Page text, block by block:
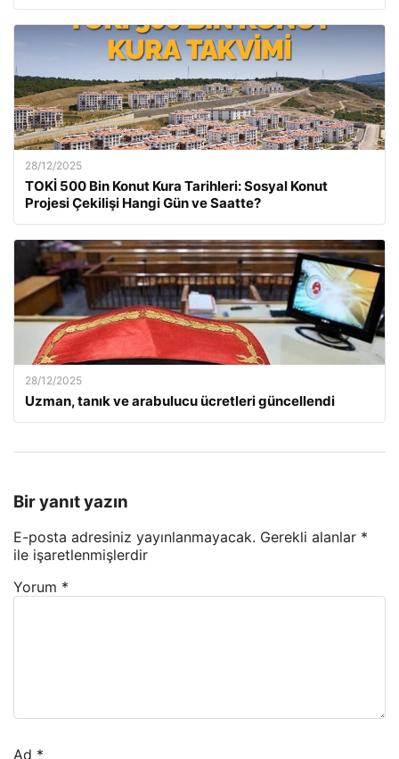
28/12/2025
TOKİ 500 Bin Konut Kura Tarihleri: Sosyal Konut
Projesi Çekilişi Hangi Gün ve Saatte?
28/12/2025
Uzman, tanık ve arabulucu ücretleri güncellendi
Bir yanıt yazın
E-posta adresiniz yayınlanmayacak. Gerekli alanlar *
ile işaretlenmişlerdir
Yorum *
Ad *